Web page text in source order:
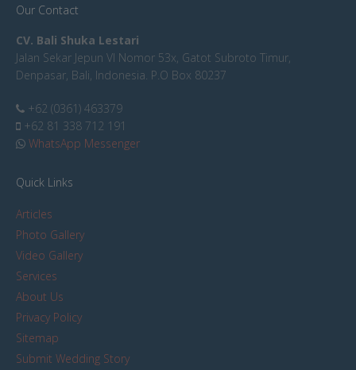
Our Contact
CV. Bali Shuka Lestari
Jalan Sekar Jepun VI Nomor 53x, Gatot Subroto Timur,
Denpasar, Bali, Indonesia. P.O Box 80237
+62 (0361) 463379
+62 81 338 712 191
WhatsApp Messenger
Quick Links
Articles
Photo Gallery
Video Gallery
Services
About Us
Privacy Policy
Sitemap
Submit Wedding Story